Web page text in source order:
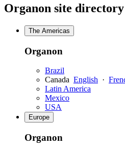
Organon site directory
The Americas
Organon
Brazil
Canada English ·
Latin America
Mexico
USA
Europe
Organon